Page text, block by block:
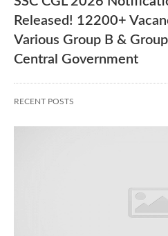
Released! 12200+
Various Group B &
Central Government
RECENT POSTS